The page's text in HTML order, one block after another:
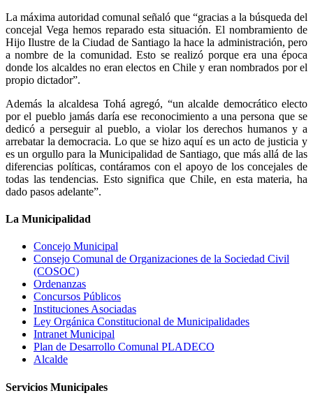
La máxima autoridad comunal señaló que “gracias a la búsqueda del
concejal Vega hemos reparado esta situación. El nombramiento de
Hijo Ilustre de la Ciudad de Santiago la hace la administración, pero
a nombre de la comunidad. Esto se realizó porque era una época
donde los alcaldes no eran electos en Chile y eran nombrados por el
propio dictador”.
Además la alcaldesa Tohá agregó, “un alcalde democrático electo
por el pueblo jamás daría ese reconocimiento a una persona que se
dedicó a perseguir al pueblo, a violar los derechos humanos y a
arrebatar la democracia. Lo que se hizo aquí es un acto de justicia y
es un orgullo para la Municipalidad de Santiago, que más allá de las
diferencias políticas, contáramos con el apoyo de los concejales de
todas las tendencias. Esto significa que Chile, en esta materia, ha
dado pasos adelante”.
La Municipalidad
Concejo Municipal
Consejo Comunal de Organizaciones de la Sociedad Civil
(COSOC)
Ordenanzas
Concursos Públicos
Instituciones Asociadas
Ley Orgánica Constitucional de Municipalidades
Intranet Municipal
Plan de Desarrollo Comunal PLADECO
Alcalde
Servicios Municipales